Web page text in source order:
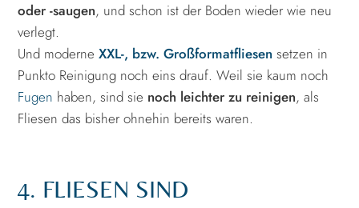
oder -saugen, und schon ist der Boden wieder wie neu
verlegt.
Und moderneXXL-, bzw. Großformatfliesen setzen in
Punkto Reinigung noch eins drauf. Weil sie kaum noch
Fugen haben, sind sie noch leichter zu reinigen, als
Fliesen das bisher ohnehin bereits waren.
4. FLIESEN SIND